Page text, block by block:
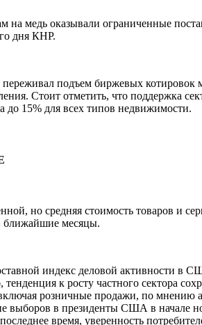
медь оказывали ограниченные
дня КНР.
подъем биржевых
Стоит отметить, что поддержка
до 15% для всех типов недвижимости.
но средняя стоимость товаров и
ближайшие месяцы.
индекс деловой активности в
к росту частного сектора
розничные продажи, по мнению
выборов в президенты США в
время, уверенность